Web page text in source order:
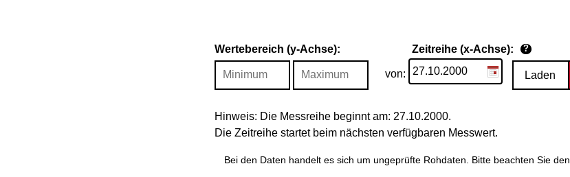
Wertebereich (y-Achse): Zeitreihe (x-Achse): ?
von: Laden
Hinweis: Die Messreihe beginnt am: 27.10.2000.
Die Zeitreihe startet beim nächsten verfügbaren Messwert.
Bei den Daten handelt es sich um ungeprüfte Rohdaten. Bitte beachten Sie den